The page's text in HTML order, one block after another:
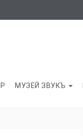
МУЗЕЙ ЗВУКЪ